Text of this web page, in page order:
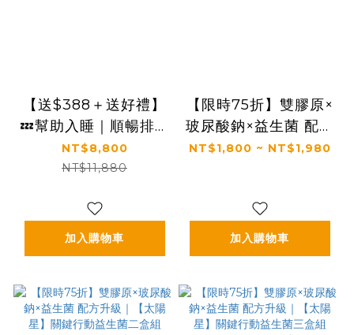
【送$388＋送好禮】
💤幫助入睡｜順暢排便
｜✅正品保證｜【太陽
星】全效克菲爾益生菌
NT$8,800
NT$11,880
加入購物車
【限時75折】雙膠原×
玻尿酸鈉×益生菌 配方
升級｜【太陽星】關鍵
NT$1,800 ~ NT$1,980
加入購物車